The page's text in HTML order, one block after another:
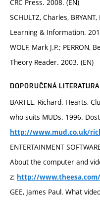
CRC Press. 2008. (EN)
SCHULTZ, Charles,
Learning & Information.
WOLF, Mark J.P.; PERRON,
Theory Reader. 2003. (EN)
DOPORUČENÁ LITERATURA
BARTLE, Richard. Hearts,
who suits MUDs. 1996.
http://www.mud.co.uk/
ENTERTAINMENT
About the computer and
z: http://www.theesa.com/
GEE, James Paul. What